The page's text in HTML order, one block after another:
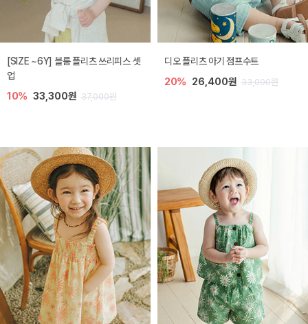
[SIZE ~6Y] 블룸 플리츠 쓰리피스 셋
업
10% 33,300원 37,000원
디오 플리츠 아기 점프수트
20% 26,400원 33,000원